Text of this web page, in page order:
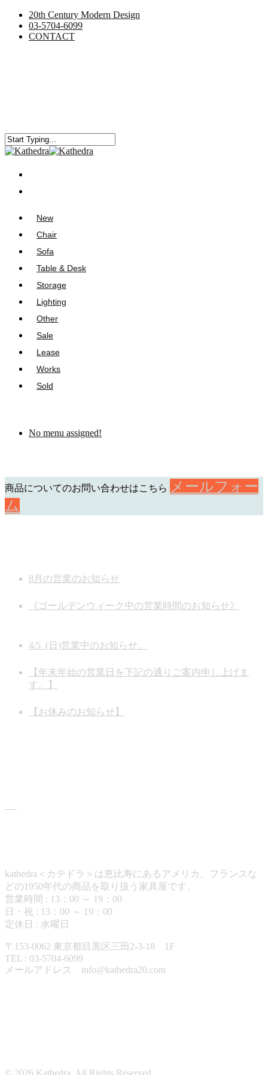
20th Century Modern Design
03-5704-6099
CONTACT
New
Chair
Sofa
Table & Desk
Storage
Lighting
Other
Sale
Lease
Works
Sold
No menu assigned!
商品についてのお問い合わせはこちら
メールフォー
ム
8月の営業のお知らせ
《ゴールデンウィーク中の営業時間のお知らせ》
4/5 (日)営業中のお知らせ。
【年末年始の営業日を下記の通りご案内申し上げま
す。】
【お休みのお知らせ】
kathedra＜カテドラ＞は恵比寿にあるアメリカ、フランスな
どの1950年代の商品を取り扱う家具屋です。
営業時間 : 13：00 ～ 19：00
日・祝 : 13：00 ～ 19：00
定休日 : 水曜日
〒153-0062 東京都目黒区三田2-3-18 1F
TEL : 03-5704-6099
メールアドレス info@kathedra20.com